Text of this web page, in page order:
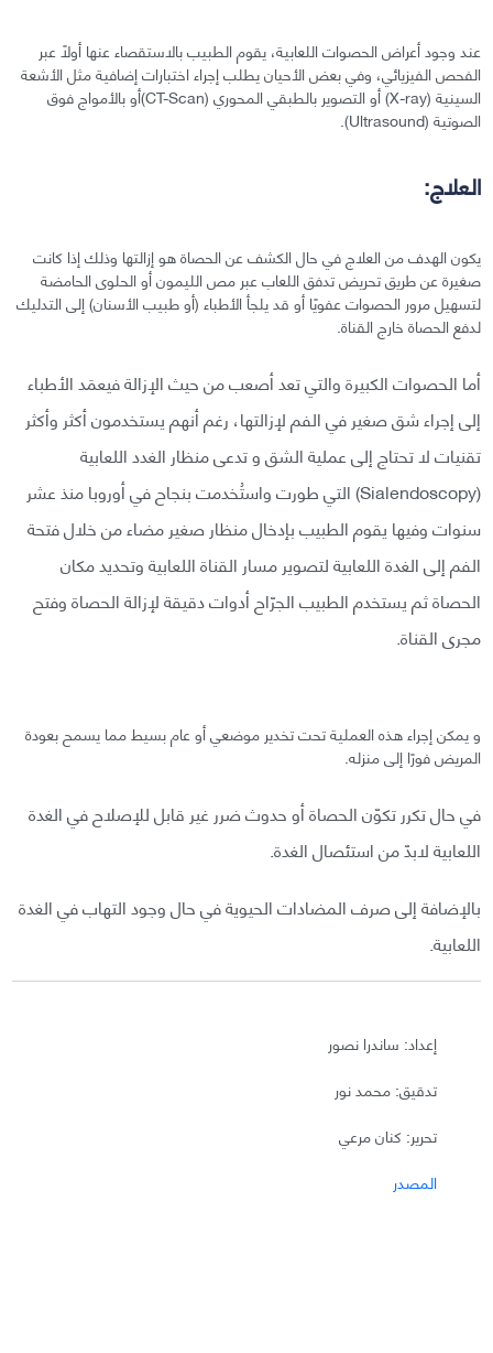
عند وجود أعراض الحصوات اللعابية، يقوم الطبيب بالاستقصاء عنها أولًا عبر
الفحص الفيزيائي، وفي بعض الأحيان يطلب إجراء اختبارات إضافية مثل الأشعة
السينية (X-ray) أو التصوير بالطبقي المحوري (CT-Scan)أو بالأمواج فوق
الصوتية (Ultrasound).
العلاج:
يكون الهدف من العلاج في حال الكشف عن الحصاة هو إزالتها وذلك إذا كانت
صغيرة عن طريق تحريض تدفق اللعاب عبر مص الليمون أو الحلوى الحامضة
لتسهيل مرور الحصوات عفويًا أو قد يلجأ الأطباء (أو طبيب الأسنان) إلى التدليك
لدفع الحصاة خارج القناة.
أما الحصوات الكبيرة والتي تعد أصعب من حيث الإزالة فيعمَد الأطباء
إلى إجراء شق صغير في الفم لإزالتها، رغم أنهم يستخدمون أكثر وأكثر
تقنيات لا تحتاج إلى عملية الشق و تدعى منظار الغدد اللعابية
(Sialendoscopy) التي طورت واستُخدمت بنجاح في أوروبا منذ عشر
سنوات وفيها يقوم الطبيب بإدخال منظار صغير مضاء من خلال فتحة
الفم إلى الغدة اللعابية لتصوير مسار القناة اللعابية وتحديد مكان
الحصاة ثم يستخدم الطبيب الجرّاح أدوات دقيقة لإزالة الحصاة وفتح
مجرى القناة.
و يمكن إجراء هذه العملية تحت تخدير موضعي أو عام بسيط مما يسمح بعودة
المريض فورًا إلى منزله.
في حال تكرر تكوّن الحصاة أو حدوث ضرر غير قابل للإصلاح في الغدة
اللعابية لابدّ من استئصال الغدة.
بالإضافة إلى صرف المضادات الحيوية في حال وجود التهاب في الغدة
اللعابية.
إعداد: ساندرا نصور
تدقيق: محمد نور
تحرير: كنان مرعي
المصدر